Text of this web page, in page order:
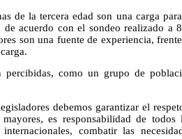
de la tercera edad son una carga
acuerdo con el sondeo realizado a
son una fuente de experiencia,
percibidas, como un grupo de
debemos garantizar el
es responsabilidad de todos
combatir las